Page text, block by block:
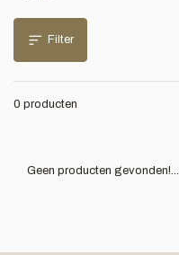
Filter
0 producten
Geen producten gevonden!...